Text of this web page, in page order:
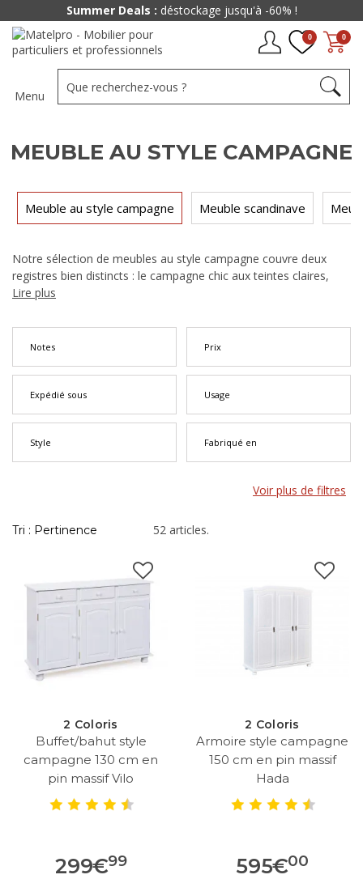
0
0
Menu
MEUBLE AU STYLE CAMPAGNE
Meuble au style campagne Meuble scandinave
Notre sélection de meubles au style campagne couvre deux
registres bien distincts : le campagne chic aux teintes claires,
blanc vieilli et lin, moulures fines et poignées en porcelaine, et le
noire. Armoires, buffets, vaisseliers, dessertes de cuisine,
commodes et tables de ferme s'y côtoient. Voici comment
premières pièces.
Lire plus
Notes Prix
Expédié sous Usage
Style Fabriqué en
Voir plus de filtres
Tri : Pertinence 52 articles.
2 Coloris
Buffet/bahut style
campagne 130 cm en
pin massif Vilo
299€99
2 Coloris
Armoire style campagne
150 cm en pin massif
Hada
595€00
Summer Deals : déstockage jusqu'à -60% !